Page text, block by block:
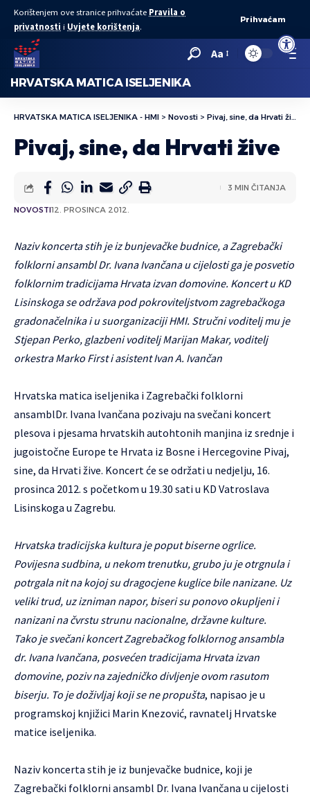
Open
Korištenjem ove stranice prihvaćate Pravila o
privatnosti i Uvjete korištenja.
Prihvaćam
Aa
HRVATSKA MATICA ISELJENIKA
HRVATSKA MATICA ISELJENIKA - HMI > Novosti > Pivaj, sine, da Hrvati žive
Pivaj, sine, da Hrvati žive
NOVOSTI12. PROSINCA 2012.
3 MIN ČITANJA
Naziv koncerta stih je iz bunjevačke budnice, a Zagrebački
folklorni ansambl Dr. Ivana Ivančana u cijelosti ga je posvetio
folklornim tradicijama Hrvata izvan domovine. Koncert u KD
Lisinskoga se održava pod pokroviteljstvom zagrebačkoga
gradonačelnika i u suorganizaciji HMI. Stručni voditelj mu je
Stjepan Perko, glazbeni voditelj Marijan Makar, voditelj
orkestra Marko First i asistent Ivan A. Ivančan
Hrvatska matica iseljenika i Zagrebački folklorni
ansamblDr. Ivana Ivančana pozivaju na svečani koncert
plesova i pjesama hrvatskih autohtonih manjina iz srednje i
jugoistočne Europe te Hrvata iz Bosne i Hercegovine Pivaj,
sine, da Hrvati žive. Koncert će se održati u nedjelju, 16.
prosinca 2012. s početkom u 19.30 sati u KD Vatroslava
Lisinskoga u Zagrebu.
Hrvatska tradicijska kultura je poput biserne ogrlice.
Povijesna sudbina, u nekom trenutku, grubo ju je otrgnula i
potrgala nit na kojoj su dragocjene kuglice bile nanizane. Uz
veliki trud, uz izniman napor, biseri su ponovo okupljeni i
nanizani na čvrstu strunu nacionalne, državne kulture.
Tako je svečani koncert Zagrebačkog folklornog ansambla
dr. Ivana Ivančana, posvećen tradicijama Hrvata izvan
domovine, poziv na zajedničko divljenje ovom rasutom
biserju. To je doživljaj koji se ne propušta, napisao je u
programskoj knjižici Marin Knezović, ravnatelj Hrvatske
matice iseljenika.
Naziv koncerta stih je iz bunjevačke budnice, koji je
Zagrebački folklorni ansambl Dr. Ivana Ivančana u cijelosti